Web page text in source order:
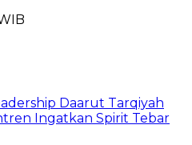
Daarut Tarqiyah
Ingatkan Spirit Tebar